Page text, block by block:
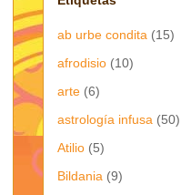
ab urbe condita (15)
afrodisio (10)
arte (6)
astrología infusa (50)
Atilio (5)
Bildania (9)